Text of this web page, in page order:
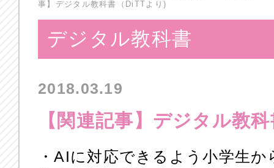
事】デジタル教科書（DiTTより)
デジタル教科書
2018.03.19
【関連記事】デジタル教
・AIに対応できるよう小学生